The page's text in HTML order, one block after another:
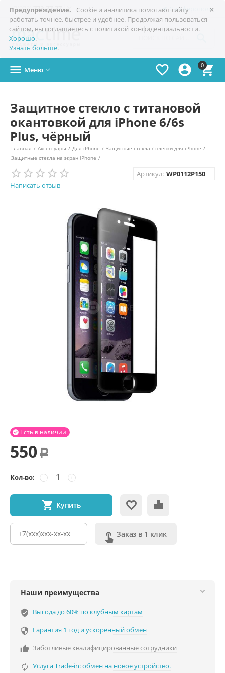
×
Предупреждение.
Cookie и аналитика помогают сайту
работать точнее, быстрее и удобнее. Продолжая пользоваться
сайтом, вы соглашаетесь с политикой конфиденциальности.
Хорошо.
Узнать больше.
Симферополь
+7(978)773-77-77 
0



 Меню 
Защитное стекло с титановой
окантовкой для iPhone 6/6s
Plus, чёрный
Главная / Аксессуары / Для iPhone / Защитные стёкла / плёнки для iPhone /
Защитные стекла на экран iPhone /
Написать отзыв
Артикул: WP0112P150
Есть в наличии

550 Р
Кол-во: +
−
Купить
Заказ в 1 клик
Наши преимущества
verified_user Выгода до 60% по клубным картам
 Гарантия 1 год и ускоренный обмен
 Заботливые квалифицированные сотрудники
 Услуга Trade-in: обмен на новое устройство.